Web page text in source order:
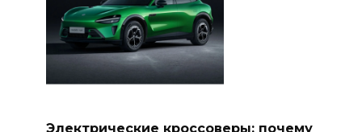
Электрические кроссоверы: почему